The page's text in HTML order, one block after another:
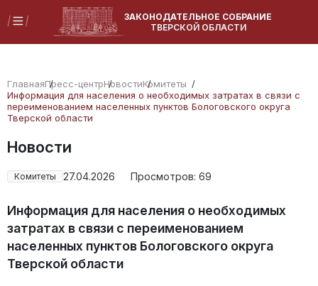
ЗАКОНОДАТЕЛЬНОЕ СОБРАНИЕ
ТВЕРСКОЙ ОБЛАСТИ
ГлавнаяПресс-центрНовостиКомитеты
Информация для населения о необходимых затратах в связи с
переименованием населенных пунктов Бологовского округа
Тверской области
Новости
Комитеты 27.04.2026 Просмотров: 69
Информация для населения о необходимых
затратах в связи с переименованием
населенных пунктов Бологовского округа
Тверской области